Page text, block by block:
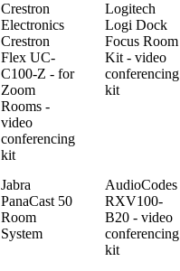
Crestron
Electronics
Crestron
Flex UC-
C100-Z - for
Zoom
Rooms -
video
conferencing
kit
Logitech
Logi Dock
Focus Room
Kit - video
conferencing
kit
Jabra
PanaCast 50
Room
System
AudioCodes
RXV100-
B20 - video
conferencing
kit